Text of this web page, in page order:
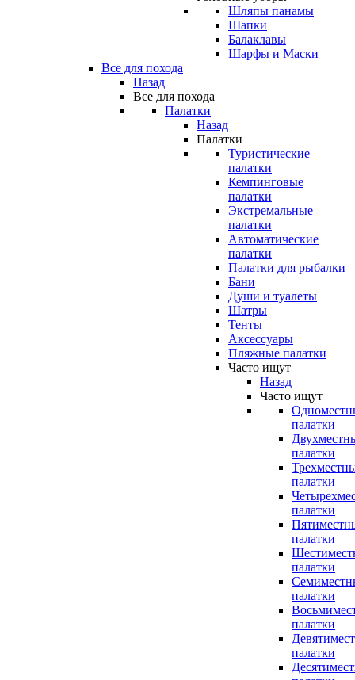
Шляпы панамы
Шапки
Балаклавы
Шарфы и Маски
Все для похода
Назад
Все для похода
Палатки
Назад
Палатки
Туристические
палатки
Кемпинговые
палатки
Экстремальные
палатки
Автоматические
палатки
Палатки для рыбалки
Бани
Души и туалеты
Шатры
Тенты
Аксессуары
Пляжные палатки
Часто ищут
Назад
Часто ищут
палатки
палатки
палатки
палатки
палатки
палатки
палатки
палатки
палатки